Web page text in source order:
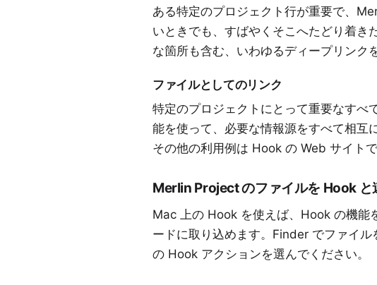
ある特定のプロジェクト行が重要で、
いときでも、すばやくそこへたどり着き
な箇所も含む、いわゆるディープリンク
ファイルとしてのリンク
特定のプロジェクトにとって重要なすべ
能を使って、必要な情報源をすべて相互
その他の利用例は Hook の Web サイト
Merlin Project のファイルを Hook と
Mac 上の Hook を使えば、Hook の機能
ードに取り込めます。Finder でファイ
の Hook アクションを選んでください。